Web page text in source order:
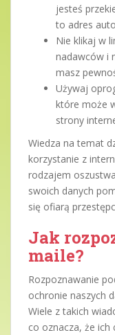
jesteś
to adres
Nie klikaj w
nadawców i
masz
Używaj
które może
strony
Wiedza na temat
korzystanie z
rodzajem
swoich danych
się ofiarą
Jak
maile?
Rozpoznawanie
ochronie naszych
Wiele z takich
co oznacza, że ich